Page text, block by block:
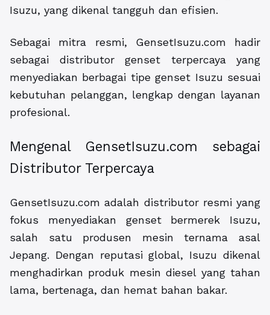
Isuzu, yang dikenal tangguh dan efisien.
Sebagai mitra resmi, GensetIsuzu.com hadir
sebagai distributor genset terpercaya yang
menyediakan berbagai tipe genset Isuzu sesuai
kebutuhan pelanggan, lengkap dengan layanan
profesional.
Mengenal GensetIsuzu.com sebagai
Distributor Terpercaya
GensetIsuzu.com adalah distributor resmi yang
fokus menyediakan genset bermerek Isuzu,
salah satu produsen mesin ternama asal
Jepang. Dengan reputasi global, Isuzu dikenal
menghadirkan produk mesin diesel yang tahan
lama, bertenaga, dan hemat bahan bakar.